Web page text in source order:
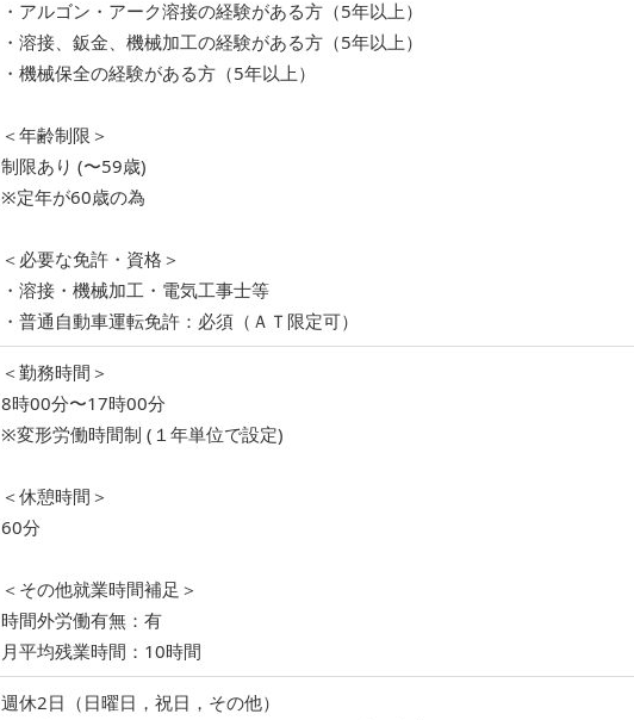
・アルゴン・アーク溶接の経験がある方（5年以上）
・溶接、鈑金、機械加工の経験がある方（5年以上）
・機械保全の経験がある方（5年以上）
＜年齢制限＞
制限あり (〜59歳)
※定年が60歳の為
＜必要な免許・資格＞
・溶接・機械加工・電気工事士等
・普通自動車運転免許：必須（ＡＴ限定可）
＜勤務時間＞
8時00分〜17時00分
※変形労働時間制 (１年単位で設定)
＜休憩時間＞
60分
＜その他就業時間補足＞
時間外労働有無：有
月平均残業時間：10時間
週休2日（日曜日，祝日，その他）